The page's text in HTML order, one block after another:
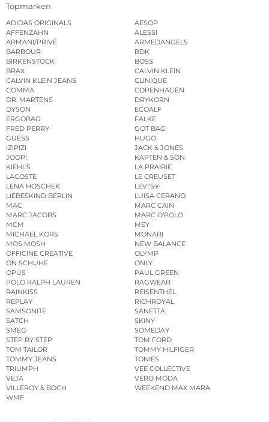
Topmarken
ADIDAS ORIGINALS
AESOP
AFFENZAHN
ALESSI
ARMANI/PRIVÉ
ARMEDANGELS
BARBOUR
BDK
BIRKENSTOCK
BOSS
BRAX
CALVIN KLEIN
CALVIN KLEIN JEANS
CLINIQUE
COMMA
COPENHAGEN
DR. MARTENS
DRYKORN
DYSON
ECOALF
ERGOBAG
FALKE
FRED PERRY
GOT BAG
GUESS
HUGO
IZIPIZI
JACK & JONES
JOOP!
KAPTEN & SON
KIEHL’S
LA PRAIRIE
LACOSTE
LE CREUSET
LENA HOSCHEK
LEVI’S®
LIEBESKIND BERLIN
LUISA CERANO
MAC
MARC CAIN
MARC JACOBS
MARC O’POLO
MCM
MEY
MICHAEL KORS
MONARI
MOS MOSH
NEW BALANCE
OFFICINE CREATIVE
OLYMP
ON SCHUHE
ONLY
OPUS
PAUL GREEN
POLO RALPH LAUREN
RAGWEAR
RAINKISS
REISENTHEL
REPLAY
RICHROYAL
SAMSONITE
SANETTA
SATCH
SKINY
SMEG
SOMEDAY
STEP BY STEP
TOM FORD
TOM TAILOR
TOMMY HILFIGER
TOMMY JEANS
TONIES
TRIUMPH
VEE COLLECTIVE
VEJA
VERO MODA
VILLEROY & BOCH
WEEKEND MAX MARA
WMF